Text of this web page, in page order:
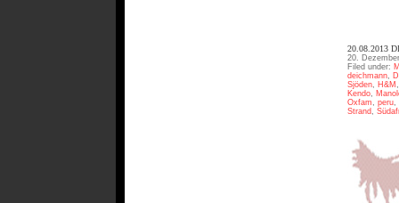
20.08.2013
20.
Filed under:
deichmann
Sjöden
H&M
Kendo
Oxfam
peru
Strand